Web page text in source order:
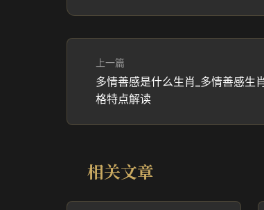
上一篇
多情善感是什么生肖_多情善感生
格特点解读
相关文章